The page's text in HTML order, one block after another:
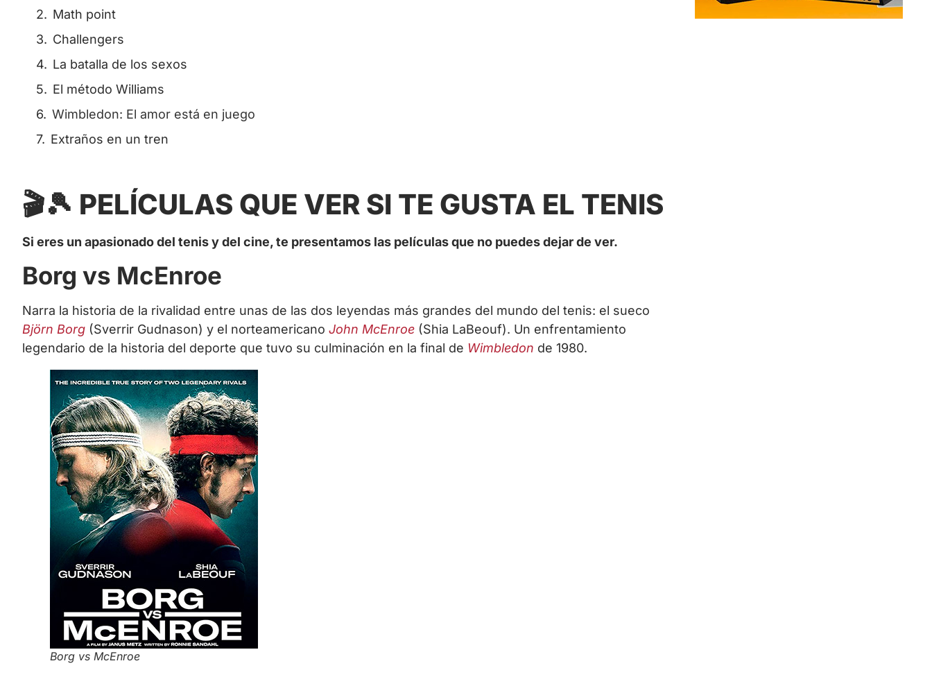
Math point
Challengers
La batalla de los sexos
El método Williams
Wimbledon: El amor está en juego
Extraños en un tren
🎬🎾 PELÍCULAS QUE VER SI TE GUSTA EL TENIS
Si eres un apasionado del tenis y del cine, te presentamos las películas que no puedes dejar de ver.
Borg vs McEnroe
Narra la historia de la rivalidad entre unas de las dos leyendas más grandes del mundo del tenis: el sueco
Björn Borg (Sverrir Gudnason) y el norteamericano John McEnroe (Shia LaBeouf). Un enfrentamiento
legendario de la historia del deporte que tuvo su culminación en la final de Wimbledon de 1980.
Borg vs McEnroe